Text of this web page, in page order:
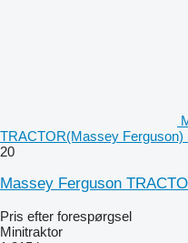
TRACTOR(Massey Ferguson)
20
Massey Ferguson
Pris efter forespørgsel
Minitraktor